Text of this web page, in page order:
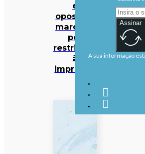
e
oposição
marcado
por
restrições
à
imprensa
Assinar
A sua informação